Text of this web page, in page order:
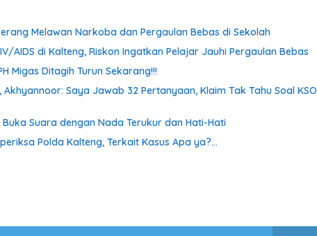
Melawan Narkoba dan Pergaulan Bebas di Sekolah
AIDS di Kalteng, Riskon Ingatkan Pelajar Jauhi Pergaulan Bebas
Migas Ditagih Turun Sekarang!!!
Akhyannoor: Saya Jawab 32 Pertanyaan, Klaim Tak Tahu Soal KSO
Buka Suara dengan Nada Terukur dan Hati-Hati
Polda Kalteng, Terkait Kasus Apa ya?…